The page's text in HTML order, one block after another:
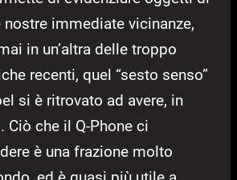
nostre immediate vicinanze,
in un’altra delle troppo
recenti, quel “sesto senso”
si è ritrovato ad avere, in
Ciò che il Q-Phone ci
è una frazione molto